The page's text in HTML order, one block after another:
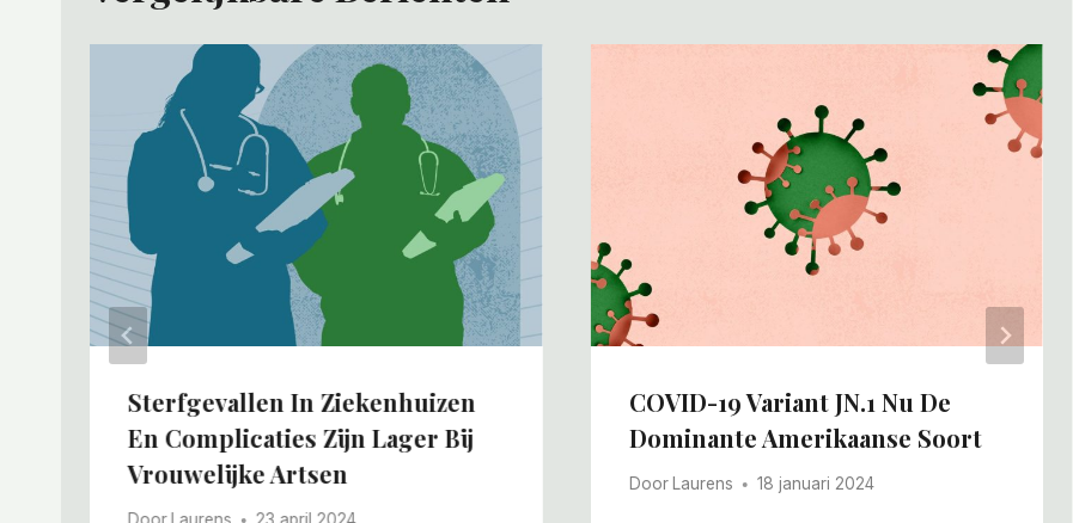
Sterfgevallen In Ziekenhuizen
En Complicaties Zijn Lager Bij
Vrouwelijke Artsen
COVID-19 Variant JN.1 Nu De
Dominante Amerikaanse Soort
Door Laurens 18 januari 2024